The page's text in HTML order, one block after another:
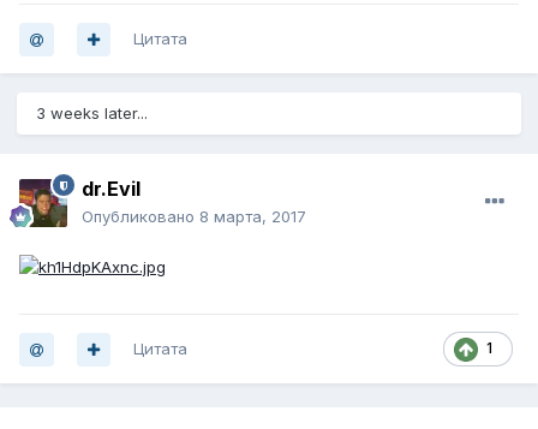
Цитата
3 weeks later...
dr.Evil
Опубликовано 8 марта, 2017
1
Цитата